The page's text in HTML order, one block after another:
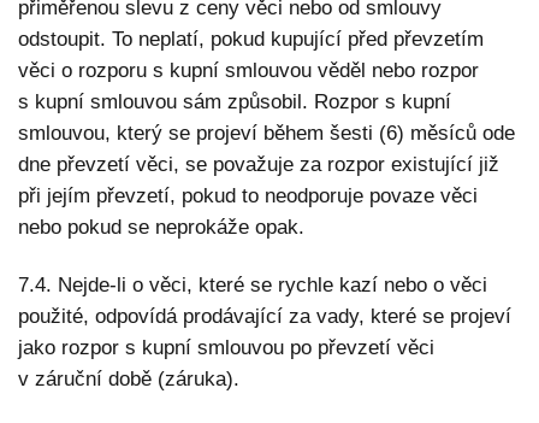
přiměřenou slevu z ceny věci nebo od smlouvy
odstoupit. To neplatí, pokud kupující před převzetím
věci o rozporu s kupní smlouvou věděl nebo rozpor
s kupní smlouvou sám způsobil. Rozpor s kupní
smlouvou, který se projeví během šesti (6) měsíců ode
dne převzetí věci, se považuje za rozpor existující již
při jejím převzetí, pokud to neodporuje povaze věci
nebo pokud se neprokáže opak.
7.4. Nejde-li o věci, které se rychle kazí nebo o věci
použité, odpovídá prodávající za vady, které se projeví
jako rozpor s kupní smlouvou po převzetí věci
v záruční době (záruka).